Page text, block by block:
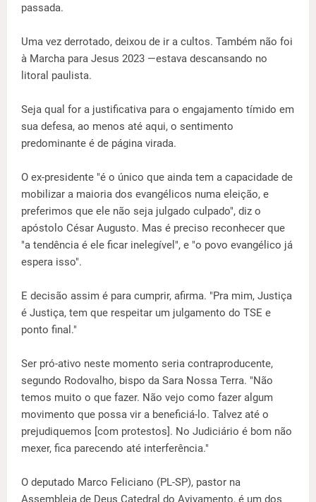
passada.
Uma vez derrotado, deixou de ir a cultos. Também não foi
à Marcha para Jesus 2023 —estava descansando no
litoral paulista.
Seja qual for a justificativa para o engajamento tímido em
sua defesa, ao menos até aqui, o sentimento
predominante é de página virada.
O ex-presidente "é o único que ainda tem a capacidade de
mobilizar a maioria dos evangélicos numa eleição, e
preferimos que ele não seja julgado culpado", diz o
apóstolo César Augusto. Mas é preciso reconhecer que
"a tendência é ele ficar inelegível", e "o povo evangélico já
espera isso".
E decisão assim é para cumprir, afirma. "Pra mim, Justiça
é Justiça, tem que respeitar um julgamento do TSE e
ponto final."
Ser pró-ativo neste momento seria contraproducente,
segundo Rodovalho, bispo da Sara Nossa Terra. "Não
temos muito o que fazer. Não vejo como fazer algum
movimento que possa vir a beneficiá-lo. Talvez até o
prejudiquemos [com protestos]. No Judiciário é bom não
mexer, fica parecendo até interferência."
O deputado Marco Feliciano (PL-SP), pastor na
Assembleia de Deus Catedral do Avivamento, é um dos